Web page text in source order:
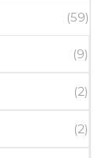
(59)
(9)
(2)
(2)